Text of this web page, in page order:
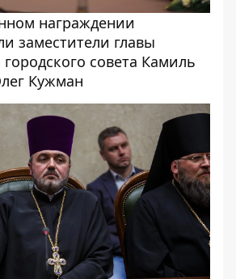
награждении
заместители главы
совета Камиль
Кужман